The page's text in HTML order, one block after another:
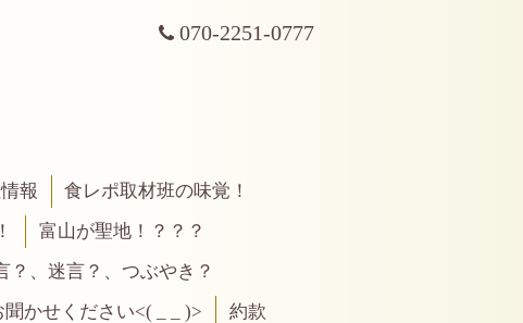
070-2251-0777
報
食レポ取材班の味覚！
富山が聖地！？？？
？、迷言？、つぶやき？
かせください<( _ _ )>
約款